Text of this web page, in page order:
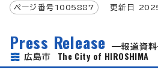
ページ番号 1005887 更新日
Press Release
報道資料
広島市 The City of HIROSHIMA